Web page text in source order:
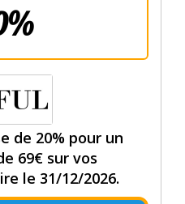
de 20% pour un
69€ sur vos
le 31/12/2026.